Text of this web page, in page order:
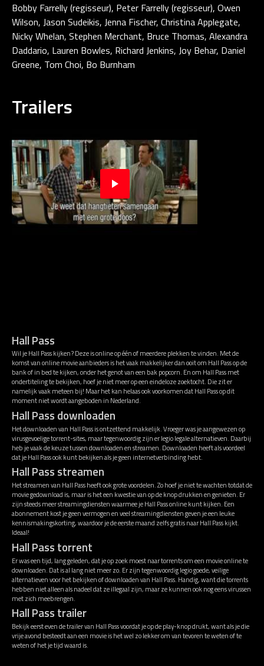
Bobby Farrelly (regisseur), Peter Farrelly (regisseur), Owen
Wilson, Jason Sudeikis, Jenna Fischer, Christina Applegate,
Nicky Whelan, Stephen Merchant, Bruce Thomas, Alexandra
Daddario, Lauren Bowles, Richard Jenkins, Joy Behar, Daniel
Greene, Tom Choi, Bo Burnham
Trailers
Hall Pass
Wil je Hall Pass kijken? Deze is online op één of meerdere plekken te vinden. Met de
komst van online movie aanbieders is het vaak makkelijker dan ooit om Hall Pass op de
bank of in bed te kijken, onder het genot van een bak popcorn. En om Hall Pass met
ondertiteling te bekijken, hoef je niet meer op een eindeloze zoektocht. Die zit er
namelijk vaak meteen bij! Maar het kan helaas ook voorkomen dat Hall Pass op dit
moment niet wordt aangeboden in Nederland.
Hall Pass downloaden
Het downloaden van Hall Pass is ontzettend makkelijk. Vroeger was je aangewezen op
virusgevoelige torrent-sites, maar tegenwoordig zijn er legio legale alternatieven. Daarbij
heb je vaak de keuze tussen downloaden en streamen. Downloaden heeft als voordeel
dat je Hall Pass ook kunt bekijken als je geen internetverbinding hebt.
Hall Pass streamen
Het streamen van Hall Pass heeft ook grote voordelen. Zo hoef je niet te wachten totdat de
movie gedownload is, maar is het een kwestie van op de knop drukken en genieten. Er
zijn steeds meer streamingdiensten waarmee je Hall Pass online kunt kijken. Een
abonnement kost je geen vermogen en veel streamingdiensten geven je een leuke
kennismakingskorting, waardoor je de eerste maand zelfs gratis naar Hall Pass kijkt.
Ideaal!
Hall Pass torrent
Er was een tijd, lang geleden, dat je op zoek moest naar torrents om een movie online te
downloaden. Dat is al lang niet meer zo. Er zijn tegenwoordig legio goede, veilige
alternatieven voor het bekijken of downloaden van Hall Pass. Handig, want die torrents
hebben niet alleen als nadeel dat ze illegaal zijn, maar ze kunnen ook nog eens virussen
met zich meebrengen.
Hall Pass trailer
Bekijk eerst even de trailer van Hall Pass voordat je op de play-knop drukt, want als je die
vrije avond besteedt aan een movie is het wel zo lekker om van tevoren te weten of te
weten of het je tijd waard is.